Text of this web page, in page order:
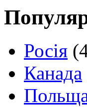
Росія
Канада